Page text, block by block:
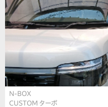
N-BOX
CUSTOM ターボ